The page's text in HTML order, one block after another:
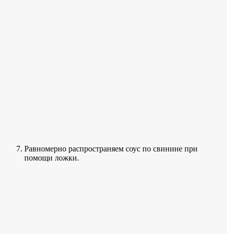
Равномерно распространяем соус по свинине при
помощи ложки.